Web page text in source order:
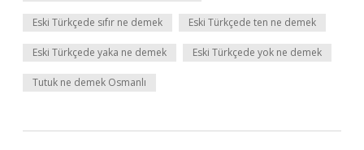
Eski Türkçede sıfır ne demek Eski Türkçede ten ne demek
Eski Türkçede yaka ne demek Eski Türkçede yok ne demek
Tutuk ne demek Osmanlı